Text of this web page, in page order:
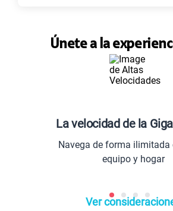
Únete a la
La velocidad de la
Navega de forma ilimitada
equipo y hogar
Ver